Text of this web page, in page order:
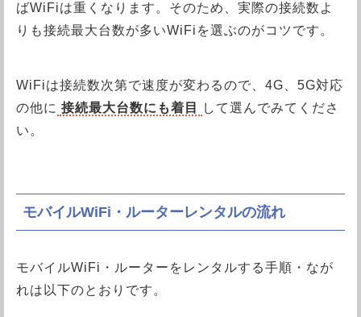
ばWiFiは重くなります。そのため、実際の接続数よ
りも接続最大台数が多いWiFiを選ぶのがコツです。
WiFiは接続数次第で速度が変わるので、4G、5G対応
の他に 接続最大台数にも着目
して選んでみてくださ
い。
モバイルWiFi・ルーターレンタルの流れ
モバイルWiFi・ルーターをレンタルする手順・なが
れは以下のとおりです。